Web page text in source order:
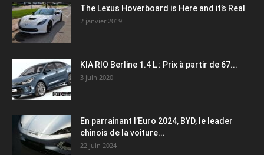
The Lexus Hoverboard is Here and it’s Real
2 janvier 2019
KIA RIO Berline 1.4 L : Prix à partir de 67...
3 juin 2020
En parrainant l’Euro 2024, BYD, le leader
chinois de la voiture...
22 juin 2024